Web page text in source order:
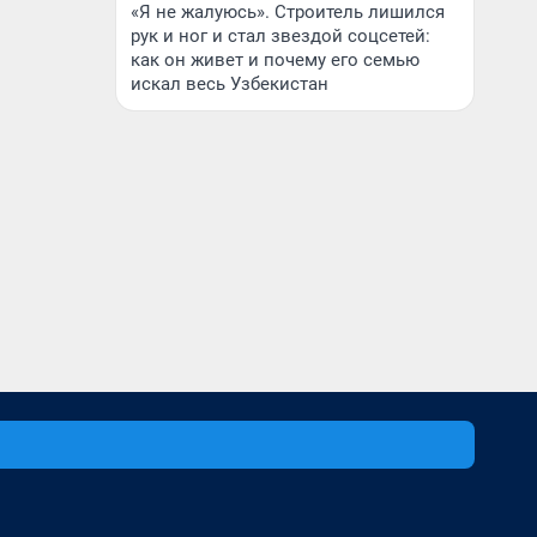
«Я не жалуюсь». Строитель лишился
рук и ног и стал звездой соцсетей:
как он живет и почему его семью
искал весь Узбекистан